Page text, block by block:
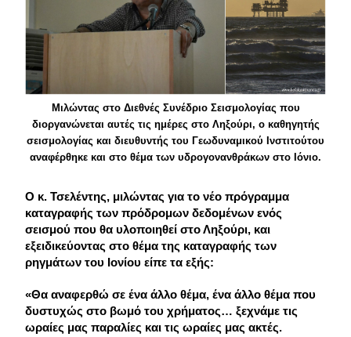
Μιλώντας στο Διεθνές Συνέδριο Σεισμολογίας που
διοργανώνεται αυτές τις ημέρες στο Ληξούρι, ο καθηγητής
σεισμολογίας και διευθυντής του Γεωδυναμικού Ινστιτούτου
αναφέρθηκε και στο θέμα των υδρογονανθράκων στο Ιόνιο.
Ο κ. Τσελέντης, μιλώντας για το νέο πρόγραμμα
καταγραφής των πρόδρομων δεδομένων ενός
σεισμού που θα υλοποιηθεί στο Ληξούρι, και
εξειδικεύοντας στο θέμα της καταγραφής των
ρηγμάτων του Ιονίου είπε τα εξής:
«Θα αναφερθώ σε ένα άλλο θέμα, ένα άλλο θέμα που
δυστυχώς στο βωμό του χρήματος… ξεχνάμε τις
ωραίες μας παραλίες και τις ωραίες μας ακτές.